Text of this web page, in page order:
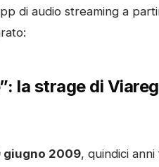
di audio streaming a
la strage di
giugno 2009, quindici anni